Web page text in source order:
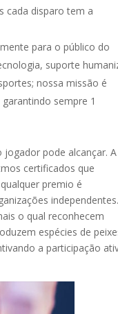
cada disparo tem a
para o público do
suporte
nossa missão é
sempre 1
pode alcançar. A
certificados que
premio é
independentes.
o qual reconhecem
espécies de
a participação